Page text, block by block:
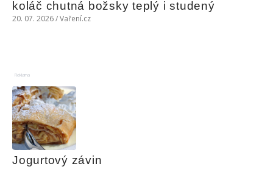
koláč chutná božsky teplý i studený
20. 07. 2026 / Vaření.cz
Reklama
Jogurtový závin